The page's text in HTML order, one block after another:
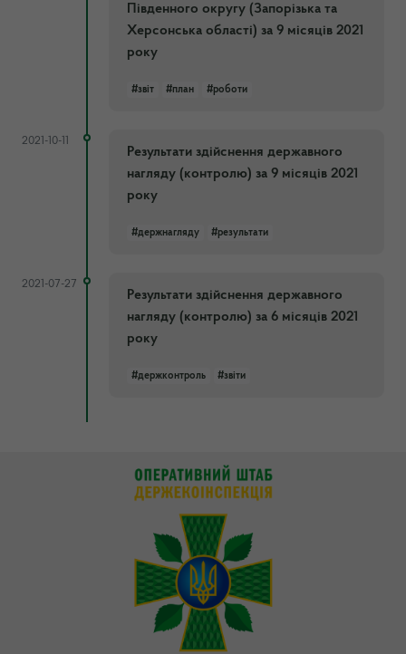
Південного округу (Запорізька та
Херсонська області) за 9 місяців 2021
року
#звіт #план #роботи
2021-10-11
Результати здійснення державного
нагляду (контролю) за 9 місяців 2021
року
#держнагляду #результати
2021-07-27
Результати здійснення державного
нагляду (контролю) за 6 місяців 2021
року
#держконтроль #звіти